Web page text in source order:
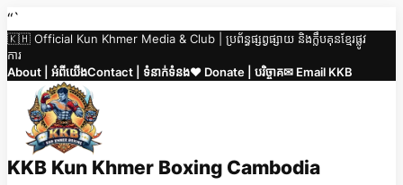
Skip
to
content
“`
🇰🇭 Official Kun Khmer Media & Club | ប្រព័ន្ធផ្សព្វផ្សាយ និងក្លឹបគុនខ្មែរផ្លូវ
ការ
About | អំពីយើងContact | ទំនាក់ទំនង❤️ Donate | បរិច្ចាគ✉ Email KKB
KKB Kun Khmer Boxing Cambodia